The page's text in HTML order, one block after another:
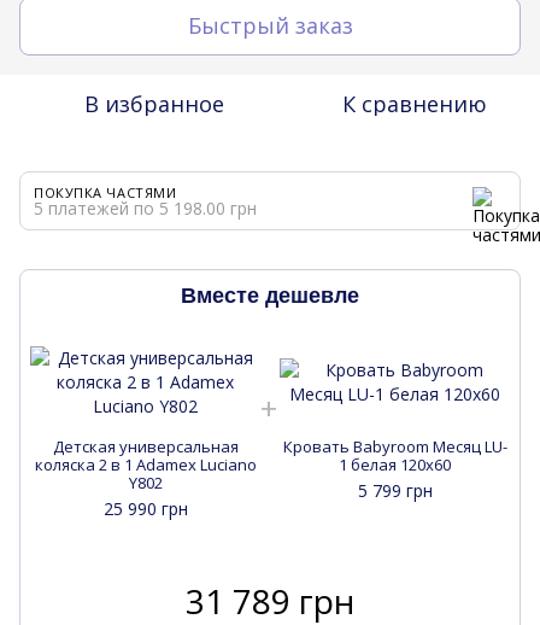
Быстрый заказ
В избранное К сравнению
ПОКУПКА ЧАСТЯМИ
5 платежей по 5 198.00 грн
Вместе дешевле
Детская универсальная
коляска 2 в 1 Adamex Luciano
Y802
25 990 грн
Кровать Babyroom Месяц LU-
1 белая 120x60
5 799 грн
31 789 грн